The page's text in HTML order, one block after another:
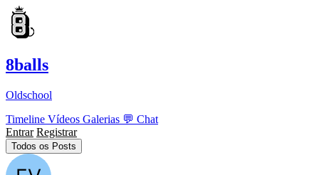
8balls
Oldschool
Timeline Vídeos Galerias 💬 Chat
Entrar Registrar
Todos os Posts